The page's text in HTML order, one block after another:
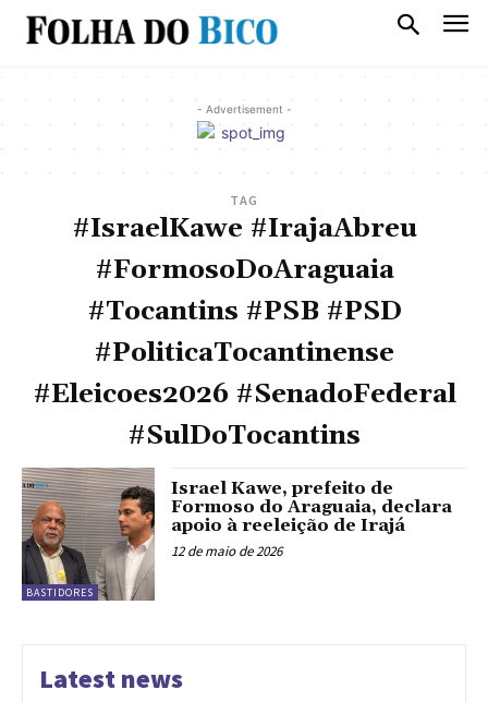
- Advertisement -
TAG
#IsraelKawe #IrajaAbreu
#FormosoDoAraguaia
#Tocantins #PSB #PSD
#PoliticaTocantinense
#Eleicoes2026 #SenadoFederal
#SulDoTocantins
BASTIDORES
Israel Kawe, prefeito de
Formoso do Araguaia, declara
apoio à reeleição de Irajá
12 de maio de 2026
Latest news